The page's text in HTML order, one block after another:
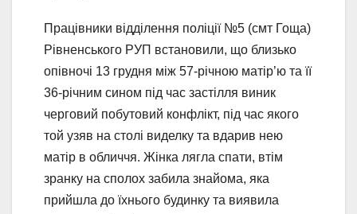
Працівники відділення поліції №5 (смт Гоща)
Рівненського РУП встановили, що близько
опівночі 13 грудня між 57-річною матір’ю та її
36-річним сином під час застілля виник
черговий побутовий конфлікт, під час якого
той узяв на столі виделку та вдарив нею
матір в обличчя. Жінка лягла спати, втім
зранку на сполох забила знайома, яка
прийшла до їхнього будинку та виявила